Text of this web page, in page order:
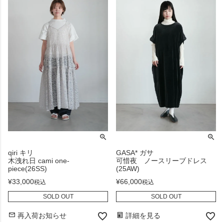
qiri キリ
木洩れ日 cami one-
piece(26SS)
¥33,000税込
SOLD OUT
再入荷お知らせ
GASA* ガサ
可惜夜 ノースリーブドレス
(25AW)
¥66,000税込
SOLD OUT
詳細を見る